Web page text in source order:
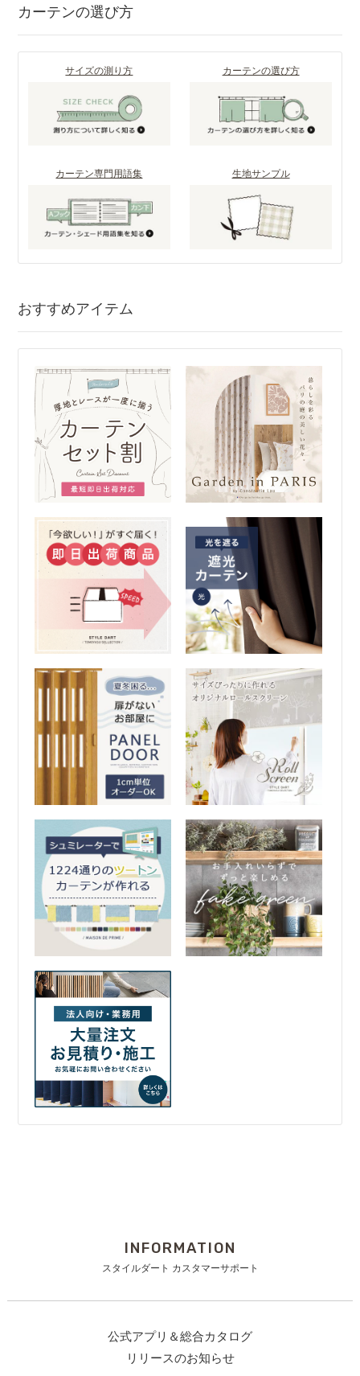
カーテンの選び方
サイズの測り方 カーテンの選び方
カーテン専門用語集 生地サンプル
おすすめアイテム
INFORMATION
スタイルダート カスタマーサポート
公式アプリ＆総合カタログ
リリースのお知らせ